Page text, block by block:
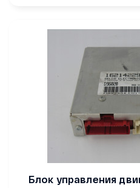
Блок управления